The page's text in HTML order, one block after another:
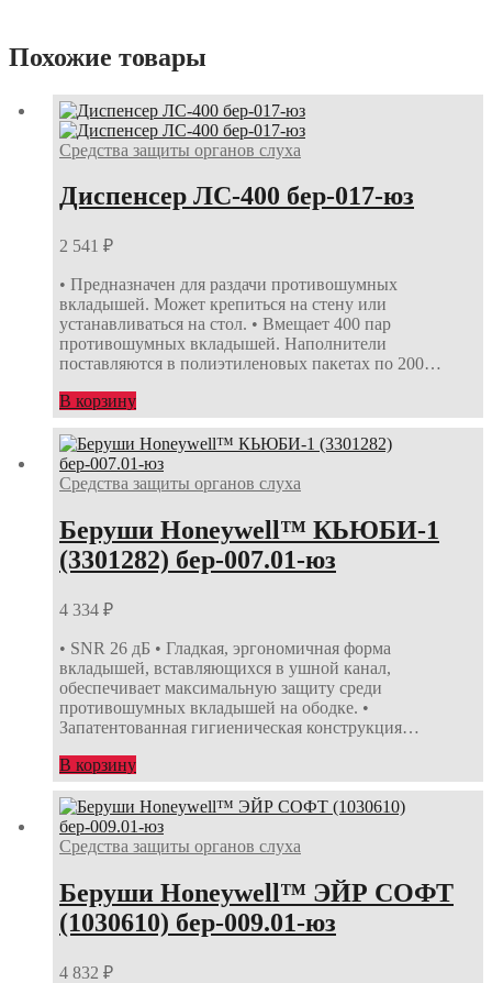
Похожие товары
Средства защиты органов слуха
Диспенсер ЛС-400 бер-017-юз
2 541 ₽
• Предназначен для раздачи противошумных
вкладышей. Может крепиться на стену или
устанавливаться на стол. • Вмещает 400 пар
противошумных вкладышей. Наполнители
поставляются в полиэтиленовых пакетах по 200…
В корзину
Средства защиты органов слуха
Беруши Honeywell™ КЬЮБИ-1
(3301282) бер-007.01-юз
4 334 ₽
• SNR 26 дБ • Гладкая, эргономичная форма
вкладышей, вставляющихся в ушной канал,
обеспечивает максимальную защиту среди
противошумных вкладышей на ободке. •
Запатентованная гигиеническая конструкция…
В корзину
Средства защиты органов слуха
Беруши Honeywell™ ЭЙР СОФТ
(1030610) бер-009.01-юз
4 832 ₽